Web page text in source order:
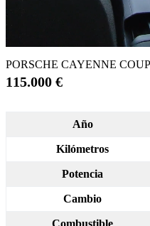
PORSCHE CAYENNE
115.000 €
Año
Kilómetros
Potencia
Cambio
Combustible